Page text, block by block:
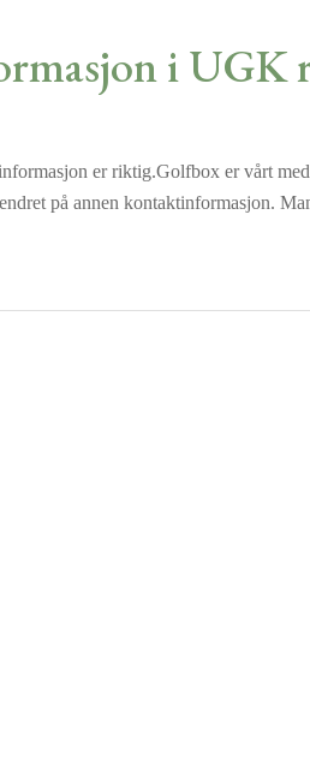
i UGK
er riktig.Golfbox er vårt
på annen kontaktinformasjon.